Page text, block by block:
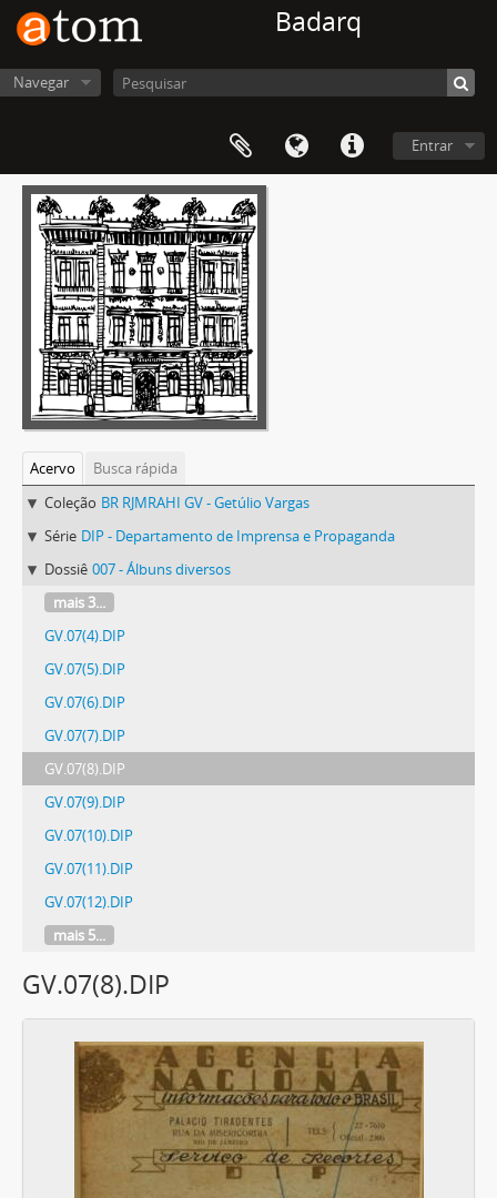
Badarq
Navegar
Entrar
Acervo
Busca rápida
Coleção BR RJMRAHI GV - Getúlio Vargas
Série DIP - Departamento de Imprensa e Propaganda
Dossiê 007 - Álbuns diversos
mais 3...
GV.07(4).DIP
GV.07(5).DIP
GV.07(6).DIP
GV.07(7).DIP
GV.07(8).DIP
GV.07(9).DIP
GV.07(10).DIP
GV.07(11).DIP
GV.07(12).DIP
mais 5...
GV.07(8).DIP